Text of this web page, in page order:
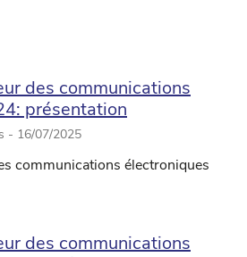
des communications
présentation
- 16/07/2025
communications électroniques
des communications